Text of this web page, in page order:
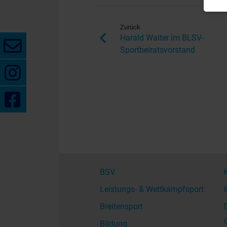
Zurück
Harald Walter im BLSV-
Sportbeiratsvorstand
BSV
Leistungs- & Wettkampfsport
Breitensport
Bildung